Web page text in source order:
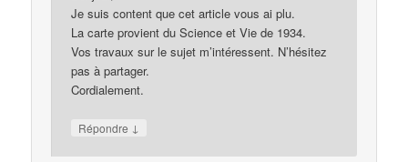
Je suis content que cet article vous ai plu.
La carte provient du Science et Vie de 1934.
Vos travaux sur le sujet m’intéressent. N’hésitez
pas à partager.
Cordialement.
Répondre ↓